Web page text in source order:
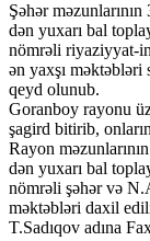
Şəhər
dən yuxarı bal
nömrəli riyaziyyat-
ən yaxşı məktəbləri
qeyd olunub.
Goranboy rayonu
şagird bitirib,
Rayon
dən yuxarı bal
nömrəli şəhər və
məktəbləri daxil
T.Sadıqov adına